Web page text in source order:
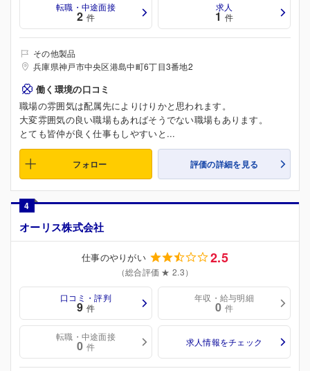
転職・中途面接
2 件
求人
1 件
その他製品
兵庫県神戸市中央区港島中町6丁目3番地2
働く環境の口コミ
職場の雰囲気は配属先によりけりかと思われます。
大変雰囲気の良い職場もあればそうでない職場もあります。
とても皆仲が良く仕事もしやすいと...
フォロー 評価の詳細を見る
4
オーリス株式会社
仕事のやりがい 2.5
（総合評価 ★ 2.3）
口コミ・評判
9 件
年収・給与明細
0 件
転職・中途面接
0 件 求人情報をチェック